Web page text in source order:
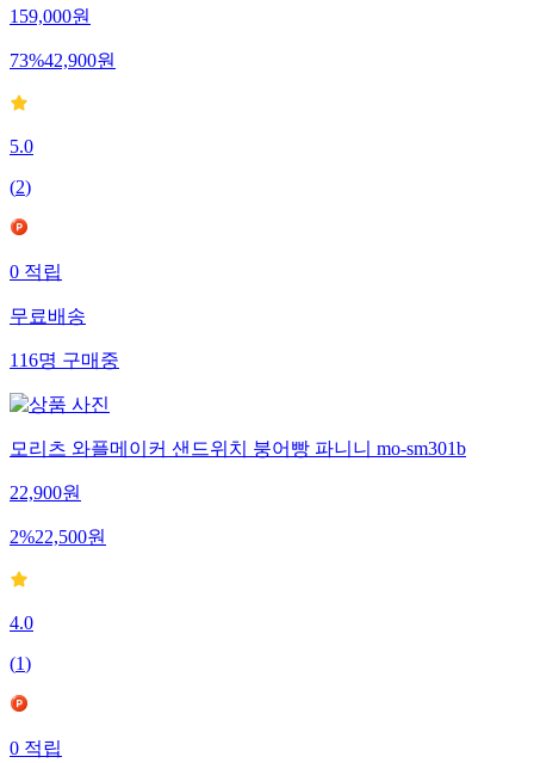
159,000원
73%42,900원
5.0
(2)
0 적립
무료배송
116명 구매중
모리츠 와플메이커 샌드위치 붕어빵 파니니 mo-sm301b
22,900원
2%22,500원
4.0
(1)
0 적립